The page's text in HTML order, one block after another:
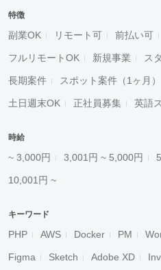
特徴
副業OK リモート可 前払い可
フルリモートOK 新規事業 ス
長期案件 スポット案件（1ヶ月）
土日週末OK 正社員募集 英語
時給
~ 3,000円 3,001円 ~ 5,000円
10,001円 ~
キーワード
PHP AWS Docker PM
Figma Sketch Adobe XD